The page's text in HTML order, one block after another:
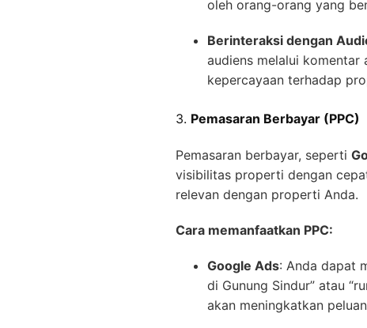
oleh orang-orang yang
Berinteraksi dengan
audiens melalui komentar
kepercayaan terhadap
3. Pemasaran Berbayar (PPC)
Pemasaran berbayar, seperti
visibilitas properti dengan
relevan dengan properti Anda.
Cara memanfaatkan PPC:
Google Ads: Anda dapat
di Gunung Sindur” atau
akan meningkatkan